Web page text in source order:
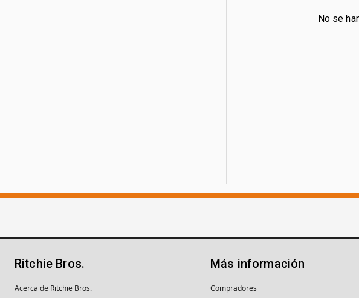
No se
Ritchie Bros.
Acerca de Ritchie Bros.
Más información
Compradores